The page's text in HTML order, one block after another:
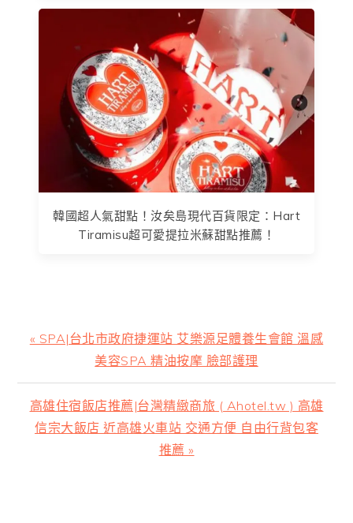
韓國超人氣甜點！汝矣島現代百貨限定：Hart
Tiramisu超可愛提拉米蘇甜點推薦！
上
篇
文
章:
« SPA|台北市政府捷運站 艾樂源足體養生會館 溫感
美容SPA 精油按摩 臉部護理
下
一
高雄住宿飯店推薦|台灣精緻商旅 ( Ahotel.tw ) 高雄
信宗大飯店 近高雄火車站 交通方便 自由行背包客
推薦 »